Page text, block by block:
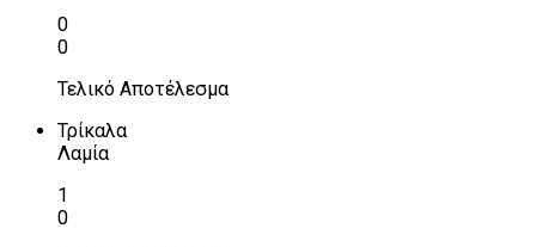
0
0
Τελικό Αποτέλεσμα
Τρίκαλα
Λαμία
1
0